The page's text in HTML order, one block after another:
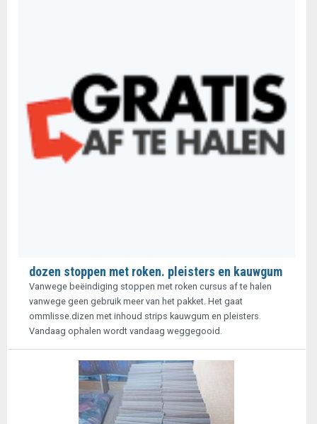
dozen stoppen met roken. pleisters en kauwgum
Vanwege beëindiging stoppen met roken cursus af te halen
vanwege geen gebruik meer van het pakket. Het gaat
ommlisse.dizen met inhoud strips kauwgum en pleisters.
Vandaag ophalen wordt vandaag weggegooid.